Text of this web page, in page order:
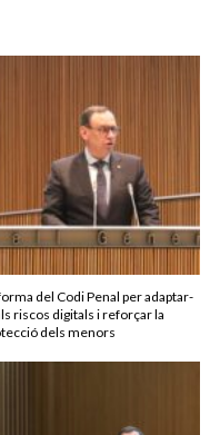
del Codi Penal per adaptar-
riscos digitals i reforçar la
dels menors